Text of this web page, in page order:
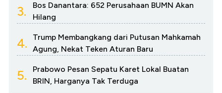
3.
Bos Danantara: 652 Perusahaan BUMN Akan
Hilang
4.
Trump Membangkang dari Putusan Mahkamah
Agung, Nekat Teken Aturan Baru
5.
Prabowo Pesan Sepatu Karet Lokal Buatan
BRIN, Harganya Tak Terduga